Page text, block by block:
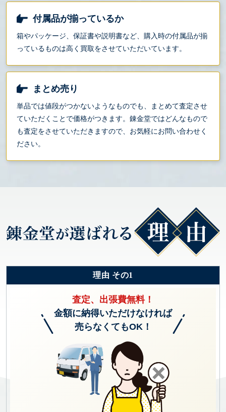
付属品が揃っているか
箱やパッケージ、保証書や説明書など、購入時の付属品が揃
っているものは高く買取をさせていただいています。
まとめ売り
単品では値段がつかないようなものでも、まとめて査定させ
ていただくことで価格がつきます。錬金堂ではどんなもので
も査定をさせていただきますので、お気軽にお問い合わせく
ださい。
理由 その1
査定、出張費無料！
金額に納得いただけなければ
売らなくてもOK！